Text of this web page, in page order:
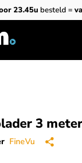
23.45u besteld =
3 meter
FineVu